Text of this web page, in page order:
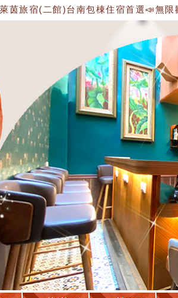
宿(二館)台南包棟住宿首選📣無限歡